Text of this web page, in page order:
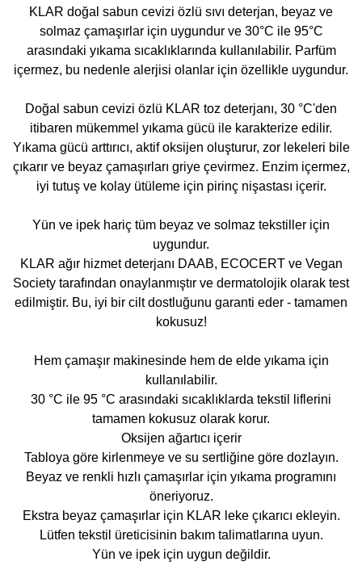
KLAR doğal sabun cevizi özlü sıvı deterjan, beyaz ve
solmaz çamaşırlar için uygundur ve 30°C ile 95°C
arasındaki yıkama sıcaklıklarında kullanılabilir. Parfüm
içermez, bu nedenle alerjisi olanlar için özellikle uygundur.
Doğal sabun cevizi özlü KLAR toz deterjanı, 30 °C'den
itibaren mükemmel yıkama gücü ile karakterize edilir.
Yıkama gücü arttırıcı, aktif oksijen oluşturur, zor lekeleri bile
çıkarır ve beyaz çamaşırları griye çevirmez. Enzim içermez,
iyi tutuş ve kolay ütüleme için pirinç nişastası içerir.
Yün ve ipek hariç tüm beyaz ve solmaz tekstiller için
uygundur.
KLAR ağır hizmet deterjanı DAAB, ECOCERT ve Vegan
Society tarafından onaylanmıştır ve dermatolojik olarak test
edilmiştir. Bu, iyi bir cilt dostluğunu garanti eder - tamamen
kokusuz!
Hem çamaşır makinesinde hem de elde yıkama için
kullanılabilir.
30 °C ile 95 °C arasındaki sıcaklıklarda tekstil liflerini
tamamen kokusuz olarak korur.
Oksijen ağartıcı içerir
Tabloya göre kirlenmeye ve su sertliğine göre dozlayın.
Beyaz ve renkli hızlı çamaşırlar için yıkama programını
öneriyoruz.
Ekstra beyaz çamaşırlar için KLAR leke çıkarıcı ekleyin.
Lütfen tekstil üreticisinin bakım talimatlarına uyun.
Yün ve ipek için uygun değildir.